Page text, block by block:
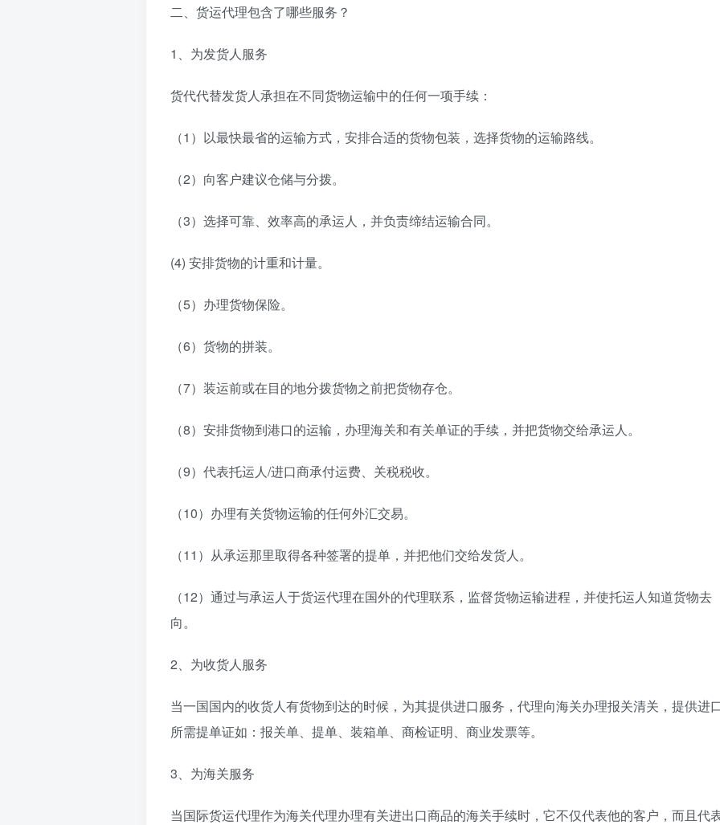
二、货运代理包含了哪些服务？
1、为发货人服务
货代代替发货人承担在不同货物运输中的任何一项手续：
（1）以最快最省的运输方式，安排合适的货物包装，选择货物的运输路线。
（2）向客户建议仓储与分拨。
（3）选择可靠、效率高的承运人，并负责缔结运输合同。
(4) 安排货物的计重和计量。
（5）办理货物保险。
（6）货物的拼装。
（7）装运前或在目的地分拨货物之前把货物存仓。
（8）安排货物到港口的运输，办理海关和有关单证的手续，并把货物交给承运人。
（9）代表托运人/进口商承付运费、关税税收。
（10）办理有关货物运输的任何外汇交易。
（11）从承运那里取得各种签署的提单，并把他们交给发货人。
（12）通过与承运人于货运代理在国外的代理联系，监督货物运输进程，并使托运人知道货物去
向。
2、为收货人服务
当一国国内的收货人有货物到达的时候，为其提供进口服务，代理向海关办理报关清关，提供进
所需提单证如：报关单、提单、装箱单、商检证明、商业发票等。
3、为海关服务
当国际货运代理作为海关代理办理有关进出口商品的海关手续时，它不仅代表他的客户，而且代